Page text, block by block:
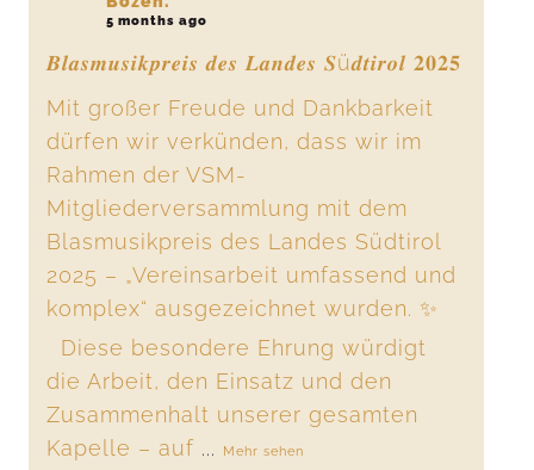
5 months ago
𝑩𝒍𝒂𝒔𝒎𝒖𝒔𝒊𝒌𝒑𝒓𝒆𝒊𝒔 𝒅𝒆𝒔 𝑳𝒂𝒏𝒅𝒆𝒔 𝑺ü𝒅𝒕𝒊𝒓𝒐𝒍 𝟐𝟎𝟐𝟓
Mit großer Freude und Dankbarkeit
dürfen wir verkünden, dass wir im
Rahmen der VSM-
Mitgliederversammlung mit dem
Blasmusikpreis des Landes Südtirol
2025 – „Vereinsarbeit umfassend und
komplex“ ausgezeichnet wurden. ✨
Diese besondere Ehrung würdigt
die Arbeit, den Einsatz und den
Zusammenhalt unserer gesamten
Kapelle – auf ... Mehr sehen